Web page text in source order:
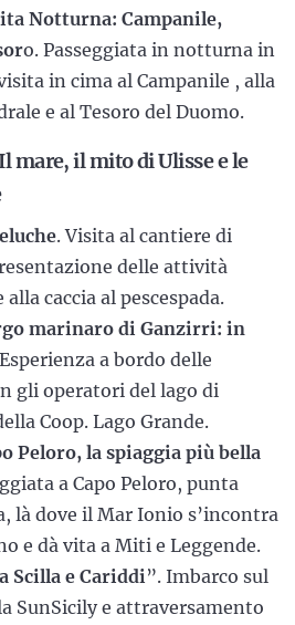
Notturna: Campanile,
o. Passeggiata in notturna in
in cima al Campanile , alla
e al Tesoro del Duomo.
mare, il mito di Ulisse e le
. Visita al cantiere di
delle attività
caccia al pescespada.
marinaro di Ganzirri: in
a bordo delle
gli operatori del lago di
Coop. Lago Grande.
Peloro, la spiaggia più bella
a Capo Peloro, punta
là dove il Mar Ionio s’incontra
e dà vita a Miti e Leggende.
Scilla e Cariddi”. Imbarco sul
SunSicily e attraversamento